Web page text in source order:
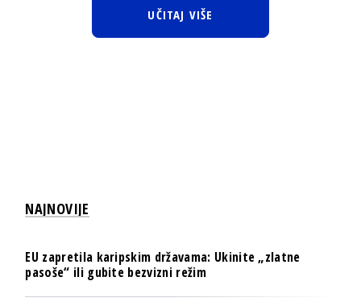
UČITAJ VIŠE
NAJNOVIJE
EU zapretila karipskim državama: Ukinite „zlatne
pasoše“ ili gubite bezvizni režim